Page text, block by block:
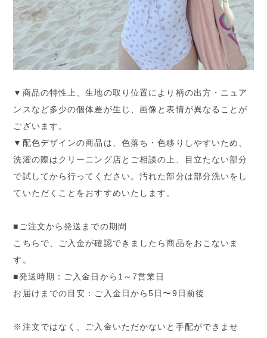
▼商品の特性上、生地の取り位置により柄の出方・ニュア
ンスなど多少の個体差が生じ、画像と表情が異なることが
ございます。
▼配色デザインの商品は、色落ち・色移りしやすいため、
洗濯の際はクリーニング店とご相談の上、目立たない部分
で試してから行ってください。汚れた部分は部分洗いをし
ていただくことをおすすめいたします。
■ご注文から発送までの期間
こちらで、ご入金が確認できましたら商品をおこないま
す。
■発送時期：ご入金日から1～7営業日
お届けまでの目安：ご入金日から5日〜9日前後
※注文ではなく、ご入金いただかないと手配ができませ